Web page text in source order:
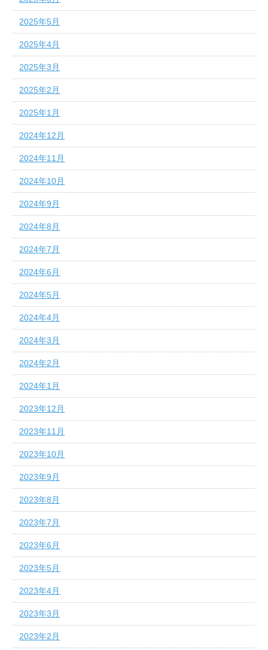
2025年5月
2025年4月
2025年3月
2025年2月
2025年1月
2024年12月
2024年11月
2024年10月
2024年9月
2024年8月
2024年7月
2024年6月
2024年5月
2024年4月
2024年3月
2024年2月
2024年1月
2023年12月
2023年11月
2023年10月
2023年9月
2023年8月
2023年7月
2023年6月
2023年5月
2023年4月
2023年3月
2023年2月